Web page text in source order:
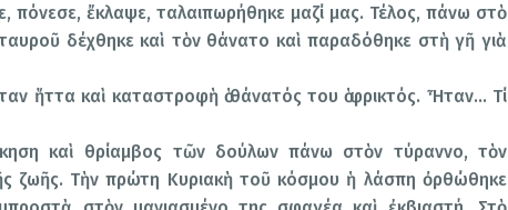
πόνεσε, ἔκλαψε, ταλαιπωρήθηκε μαζί μας. Τέλος, πάνω στὸ
δέχθηκε καὶ τὸν θάνατο καὶ παραδόθηκε στὴ γῆ γιὰ
ἥττα καὶ καταστροφὴ ὁ θάνατός του ὁ φρικτός. Ἦταν… Τί
καὶ θρίαμβος τῶν δούλων πάνω στὸν τύραννο, τὸν
ζωῆς. Τὴν πρώτη Κυριακὴ τοῦ κόσμου ἡ λάσπη ὀρθώθηκε